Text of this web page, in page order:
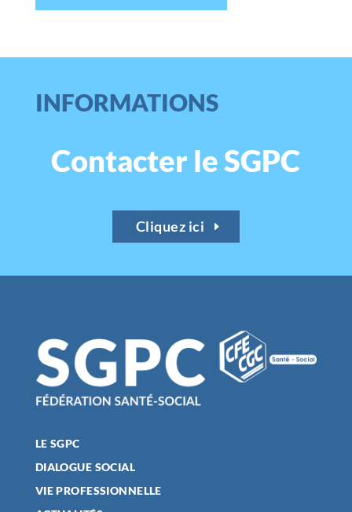
INFORMATIONS
Contacter le SGPC
Cliquez ici
LE SGPC
DIALOGUE SOCIAL
VIE PROFESSIONNELLE